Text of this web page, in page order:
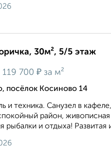
30м², 5/5 этаж
119 700 ₽ за м²
посёлок Косиново 14
и техника. Санузел в
район,
рыбалки и отдыха! Развитая